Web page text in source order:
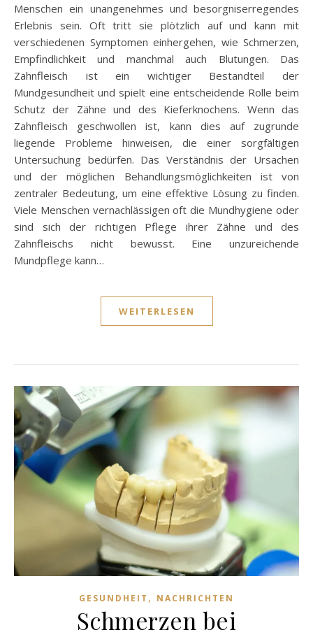
Menschen ein unangenehmes und besorgniserregendes
Erlebnis sein. Oft tritt sie plötzlich auf und kann mit
verschiedenen Symptomen einhergehen, wie Schmerzen,
Empfindlichkeit und manchmal auch Blutungen. Das
Zahnfleisch ist ein wichtiger Bestandteil der
Mundgesundheit und spielt eine entscheidende Rolle beim
Schutz der Zähne und des Kieferknochens. Wenn das
Zahnfleisch geschwollen ist, kann dies auf zugrunde
liegende Probleme hinweisen, die einer sorgfältigen
Untersuchung bedürfen. Das Verständnis der Ursachen
und der möglichen Behandlungsmöglichkeiten ist von
zentraler Bedeutung, um eine effektive Lösung zu finden.
Viele Menschen vernachlässigen oft die Mundhygiene oder
sind sich der richtigen Pflege ihrer Zähne und des
Zahnfleischs nicht bewusst. Eine unzureichende
Mundpflege kann…
WEITERLESEN
GESUNDHEIT , NACHRICHTEN
Schmerzen bei